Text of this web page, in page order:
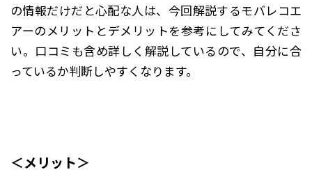
の情報だけだと心配な人は、今回解説するモバレコエ
アーのメリットとデメリットを参考にしてみてくださ
い。口コミも含め詳しく解説しているので、自分に合
っているか判断しやすくなります。
＜メリット＞